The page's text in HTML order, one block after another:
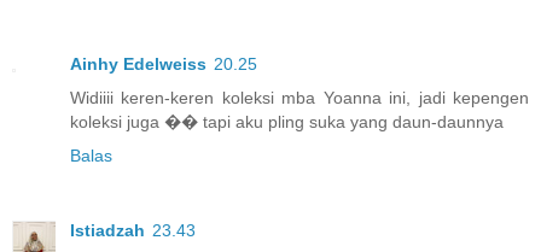
Ainhy Edelweiss 20.25
Widiiii keren-keren koleksi mba Yoanna ini, jadi kepengen
koleksi juga �� tapi aku pling suka yang daun-daunnya
Balas
Istiadzah 23.43